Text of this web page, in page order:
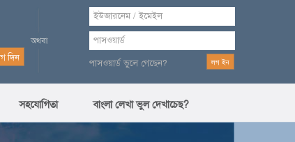
পাসওয়ার্ড ভুলে গেছেন?
সহযোগিতা বাংলা লেখা ভুল দেখাচেছ?